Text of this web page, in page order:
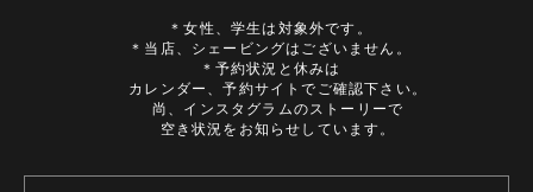
＊女性、学生は対象外です。
＊当店、シェービングはございません。
＊予約状況と休みは
カレンダー、予約サイトでご確認下さい。
尚、インスタグラムのストーリーで
空き状況をお知らせしています。